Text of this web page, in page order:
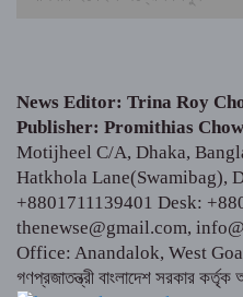
প্রচলিত
হেলাল
সাংবাদিকতা
গঠনের দাবী
News Editor: Trina Roy
Publisher: Promithias
Motijheel C/A, Dhaka,
Hatkhola Lane(Swamibag),
+8801711139401 Desk:
thenewse@gmail.com,
Office: Anandalok, West
গণপ্রজাতন্ত্রী বাংলাদেশ সরকার